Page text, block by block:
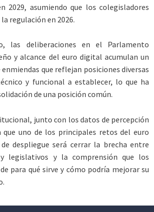
2029, asumiendo que los colegisladores
regulación en 2026.
las deliberaciones en el Parlamento
y alcance del euro digital acumulan un
que reflejan posiciones diversas
y funcional a establecer, lo que ha
de una posición común.
junto con los datos de percepción
que uno de los principales retos del euro
despliegue será cerrar la brecha entre
y legislativos y la comprensión que los
para qué sirve y cómo podría mejorar su